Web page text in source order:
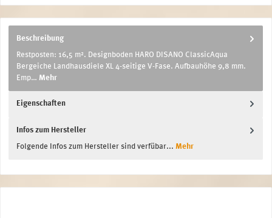
Beschreibung
Restposten: 16,5 m². Designboden HARO DISANO ClassicAqua
Bergeiche Landhausdiele XL 4-seitige V-Fase. Aufbauhöhe 9,8 mm.
Emp… Mehr
Eigenschaften
Infos zum Hersteller
Folgende Infos zum Hersteller sind verfübar... Mehr